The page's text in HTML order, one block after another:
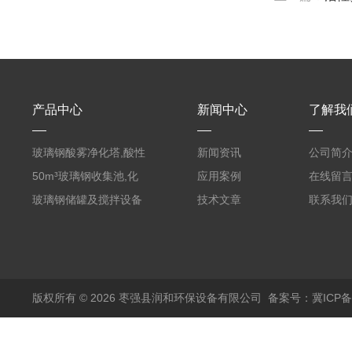
产品中心
玻璃钢酸雾净化塔,酸性
废气洗涤塔处理工艺
50m³玻璃钢收集池,化
粪罐
玻璃钢储罐及搅拌设备
新闻中心
新闻资讯
应用案例
技术文章
了解我
公司简介
在线留言
联系我们
版权所有 © 2026 枣强县润和环保设备有限公司 备案号：冀ICP